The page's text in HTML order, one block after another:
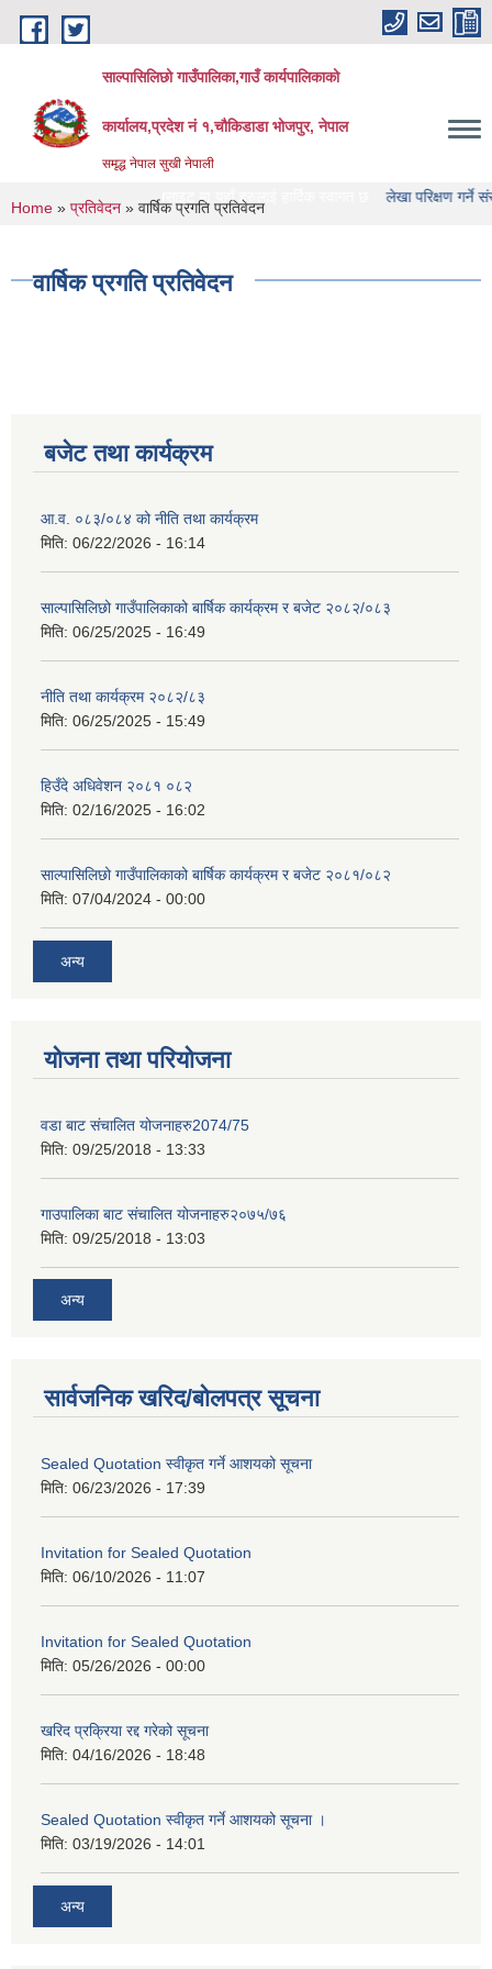
Skip to main content
साल्पासिलिछो गाउँपालिका,गाउँ कार्यपालिकाको
कार्यालय,प्रदेश नं १,चौकिडाडा भोजपुर, नेपाल
समृद्ध नेपाल सुखी नेपाली
गाउँपालिका को वेभसाइट मा यहाँ हरुलाई हार्दिक स्वागत छ लेखा परिक्षण गर्ने संस्था हरु
You are here
Home » प्रतिवेदन » वार्षिक प्रगति प्रतिवेदन
वार्षिक प्रगति प्रतिवेदन
बजेट तथा कार्यक्रम
आ.व. ०८३/०८४ को नीति तथा कार्यक्रम
मिति: 06/22/2026 - 16:14
साल्पासिलिछो गाउँपालिकाको बार्षिक कार्यक्रम र बजेट २०८२/०८३
मिति: 06/25/2025 - 16:49
नीति तथा कार्यक्रम २०८२/८३
मिति: 06/25/2025 - 15:49
हिउँदे अधिवेशन २०८१ ०८२
मिति: 02/16/2025 - 16:02
साल्पासिलिछो गाउँपालिकाको बार्षिक कार्यक्रम र बजेट २०८१/०८२
मिति: 07/04/2024 - 00:00
अन्य
योजना तथा परियोजना
वडा बाट संचालित योजनाहरु2074/75
मिति: 09/25/2018 - 13:33
गाउपालिका बाट संचालित योजनाहरु२०७५/७६
मिति: 09/25/2018 - 13:03
अन्य
सार्वजनिक खरिद/बोलपत्र सूचना
Sealed Quotation स्वीकृत गर्ने आशयको सूचना
मिति: 06/23/2026 - 17:39
Invitation for Sealed Quotation
मिति: 06/10/2026 - 11:07
Invitation for Sealed Quotation
मिति: 05/26/2026 - 00:00
खरिद प्रक्रिया रद्द गरेको सूचना
मिति: 04/16/2026 - 18:48
Sealed Quotation स्वीकृत गर्ने आशयको सूचना ।
मिति: 03/19/2026 - 14:01
अन्य